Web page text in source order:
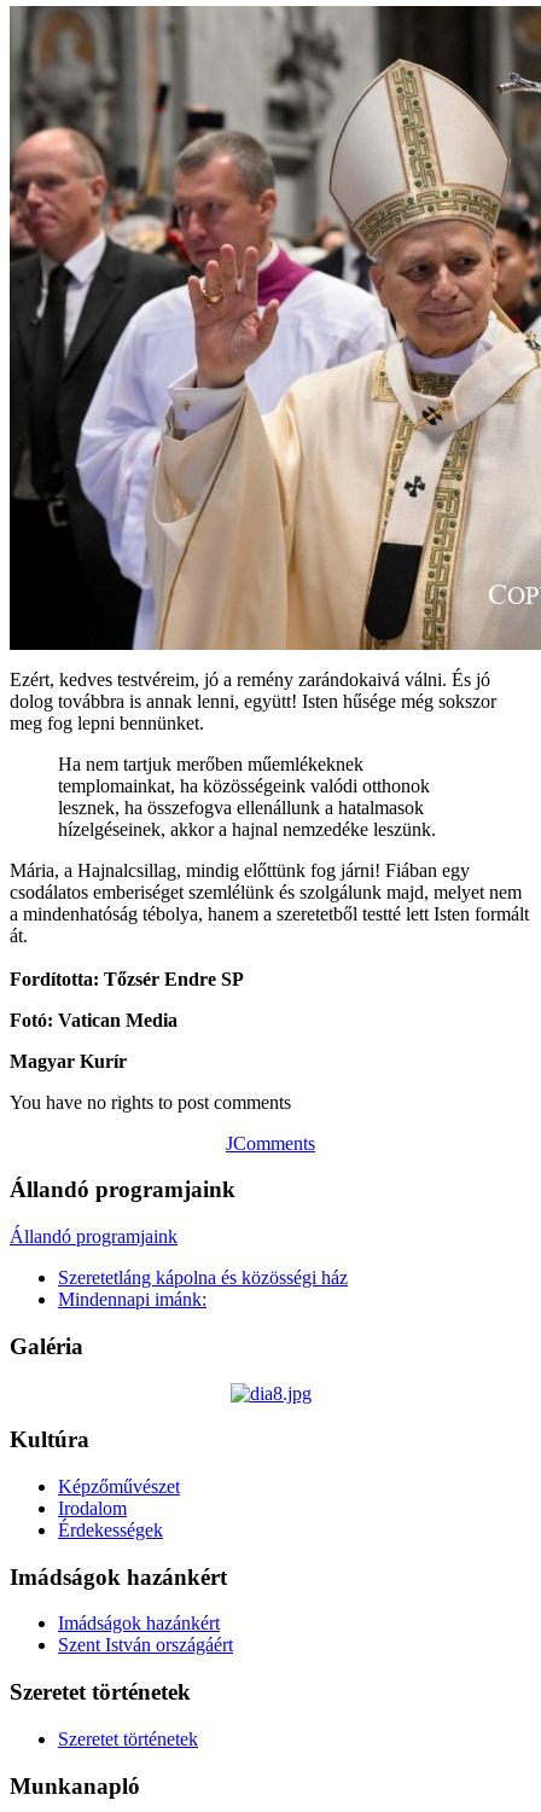
Ezért, kedves testvéreim, jó a remény zarándokaivá válni. És jó
dolog továbbra is annak lenni, együtt! Isten hűsége még sokszor
meg fog lepni bennünket.
Ha nem tartjuk merőben műemlékeknek
templomainkat, ha közösségeink valódi otthonok
lesznek, ha összefogva ellenállunk a hatalmasok
hízelgéseinek, akkor a hajnal nemzedéke leszünk.
Mária, a Hajnalcsillag, mindig előttünk fog járni! Fiában egy
csodálatos emberiséget szemlélünk és szolgálunk majd, melyet nem
a mindenhatóság tébolya, hanem a szeretetből testté lett Isten formált
át.
Fordította: Tőzsér Endre SP
Fotó: Vatican Media
Magyar Kurír
You have no rights to post comments
JComments
Állandó programjaink
Állandó programjaink
Szeretetláng kápolna és közösségi ház
Mindennapi imánk:
Galéria
Kultúra
Képzőművészet
Irodalom
Érdekességek
Imádságok hazánkért
Imádságok hazánkért
Szent István országáért
Szeretet történetek
Szeretet történetek
Munkanapló